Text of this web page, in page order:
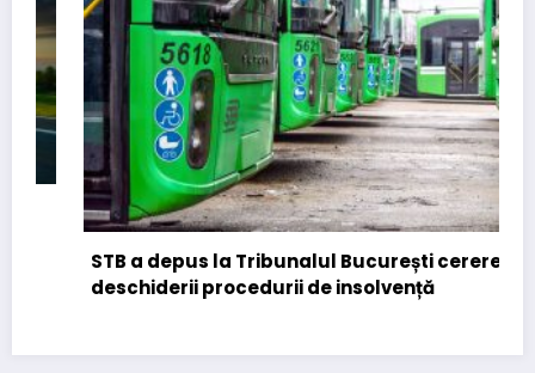
STB a depus la Tribunalul București cererea
deschiderii procedurii de insolvență